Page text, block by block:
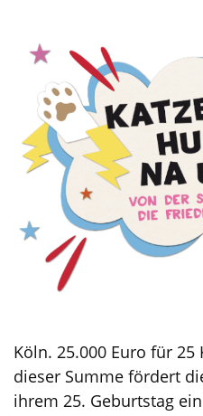
Köln. 25.000 Euro für
dieser Summe fördert
ihrem 25. Geburtstag